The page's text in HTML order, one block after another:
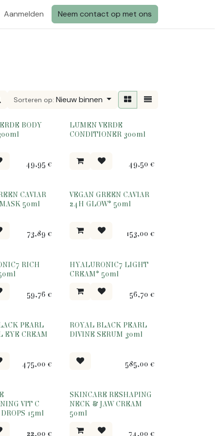
Aanmelden Neem contact op met ons
Sorteren op: Nieuw binnen
BODY
49,95 €
LUMEN VERDE
CONDITIONER 300ml
49,50 €
CAVIAR
50ml
73,89 €
VEGAN GREEN CAVIAR
24H GLOW* 50ml
153,00 €
RICH
59,76 €
HYALURONIC7 LIGHT
CREAM* 50ml
56,70 €
PEARL
EYE CREAM
475,00 €
ROYAL BLACK PEARL
DIVINE SERUM 30ml
585,00 €
VIT C
15ml
22,00 €
SKINCARE RESHAPING
NECK & JAW CREAM
50ml
74,00 €